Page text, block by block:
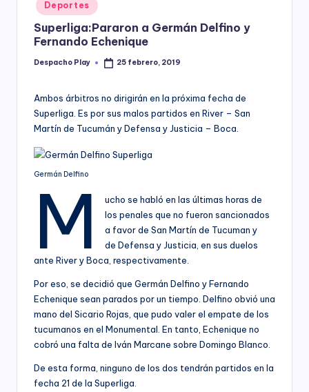
y
in
Deportes
Superliga:Pararon a Germán Delfino y
Fernando Echenique
Posted
Despacho Play 25 febrero, 2019
Ambos árbitros no dirigirán en la próxima fecha de
Superliga. Es por sus malos partidos en River – San
Martín de Tucumán y Defensa y Justicia – Boca.
Germán Delfino
M
ucho se habló en las últimas horas de
los penales que no fueron sancionados
a favor de San Martín de Tucuman y
de Defensa y Justicia, en sus duelos
ante River y Boca, respectivamente.
Por eso, se decidió que Germán Delfino y Fernando
Echenique sean parados por un tiempo. Delfino obvió una
mano del Sicario Rojas, que pudo valer el empate de los
tucumanos en el Monumental. En tanto, Echenique no
cobró una falta de Iván Marcane sobre Domingo Blanco.
De esta forma, ninguno de los dos tendrán partidos en la
fecha 21 de la Superliga.